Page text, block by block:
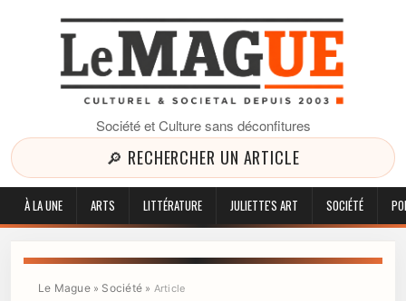
Société et Culture sans déconfitures
🔎 RECHERCHER UN ARTICLE
À LA UNE ARTS LITTÉRATURE JULIETTE'S ART SOCIÉTÉ
Le Mague» Société» Article